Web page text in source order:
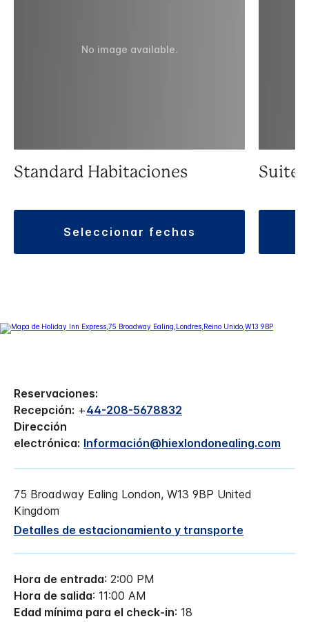
No image available.
Standard Habitaciones
seleccionar fechas
Suite
Reservaciones:
Recepción: +44-208-5678832
Dirección
electrónica: Información@hiexlondonealing.com
75 Broadway Ealing London, W13 9BP United
Kingdom
Detalles de estacionamiento y transporte
Hora de entrada: 2:00 PM
Hora de salida: 11:00 AM
Edad mínima para el check-in: 18